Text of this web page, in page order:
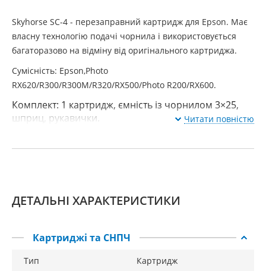
Skyhorse SC-4 - перезаправний картридж для Epson. Має
власну технологію подачі чорнила і використовується
багаторазово на відміну від оригінального картриджа.
Сумісність: Epson,Photo
RX620/R300/R300M/R320/RX500/Photo R200/RX600.
Комплект: 1 картридж, ємність із чорнилом 3×25,
шприц, рукавички.
Читати повністю
ДЕТАЛЬНІ ХАРАКТЕРИСТИКИ
Картриджі та СНПЧ
Тип
Картридж